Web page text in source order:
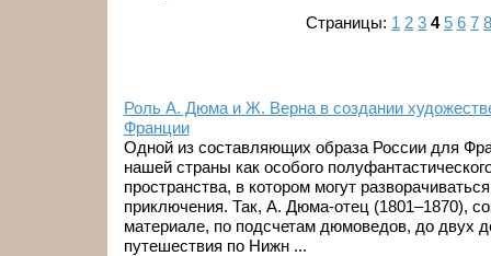
Страницы: 1 2 3 4 5 6 7 8
Роль А. Дюма и Ж. Верна в создании
Франции
Одной из составляющих образа России для
нашей страны как особого
пространства, в котором могут
приключения. Так, А. Дюма-отец (1801–1870),
материале, по подсчетам дюмоведов, до двух
путешествия по Нижн ...